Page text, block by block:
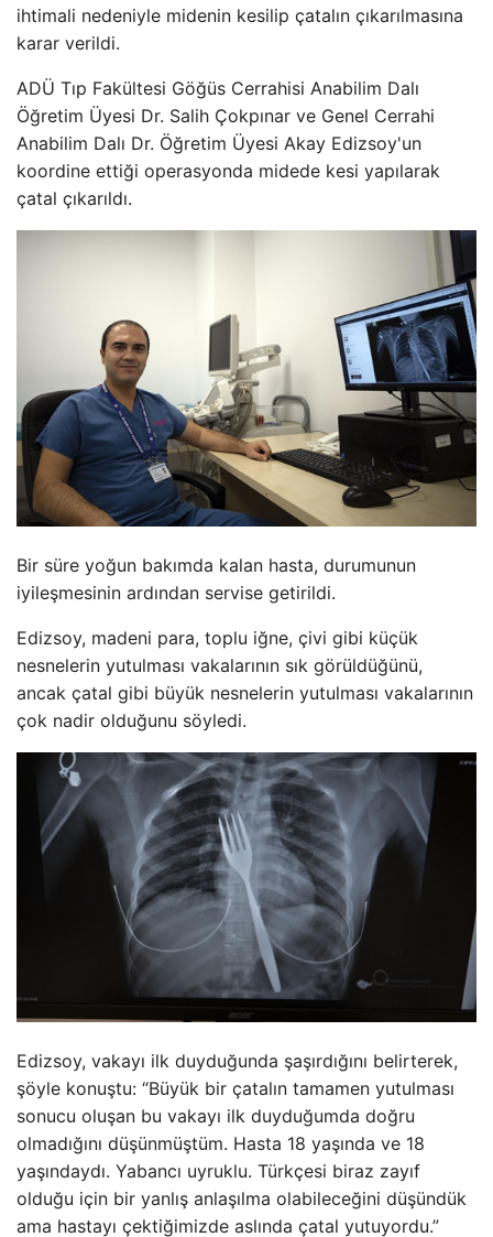
ihtimali nedeniyle midenin kesilip çatalın çıkarılmasına
karar verildi.
ADÜ Tıp Fakültesi Göğüs Cerrahisi Anabilim Dalı
Öğretim Üyesi Dr. Salih Çokpınar ve Genel Cerrahi
Anabilim Dalı Dr. Öğretim Üyesi Akay Edizsoy'un
koordine ettiği operasyonda midede kesi yapılarak
çatal çıkarıldı.
Bir süre yoğun bakımda kalan hasta, durumunun
iyileşmesinin ardından servise getirildi.
Edizsoy, madeni para, toplu iğne, çivi gibi küçük
nesnelerin yutulması vakalarının sık görüldüğünü,
ancak çatal gibi büyük nesnelerin yutulması vakalarının
çok nadir olduğunu söyledi.
Edizsoy, vakayı ilk duyduğunda şaşırdığını belirterek,
şöyle konuştu: “Büyük bir çatalın tamamen yutulması
sonucu oluşan bu vakayı ilk duyduğumda doğru
olmadığını düşünmüştüm. Hasta 18 yaşında ve 18
yaşındaydı. Yabancı uyruklu. Türkçesi biraz zayıf
olduğu için bir yanlış anlaşılma olabileceğini düşündük
ama hastayı çektiğimizde aslında çatal yutuyordu.”